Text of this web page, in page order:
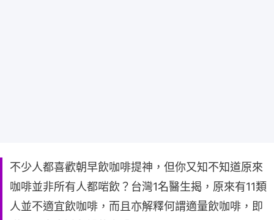
不少人都喜歡朝早飲咖啡提神，但你又知不知道原來
咖啡並非所有人都啱飲？台灣1名醫生揭，原來有11類
人並不適宜飲咖啡，而且亦解釋何謂適量飲咖啡，即